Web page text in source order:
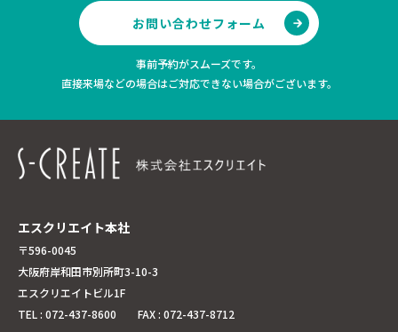
エスクリエイト本社
〒596-0045
大阪府岸和田市別所町3-10-3
エスクリエイトビル1F
TEL : 072-437-8600 FAX : 072-437-8712
お問い合わせフォーム
事前予約がスムーズです。
直接来場などの場合はご対応できない場合がございます。